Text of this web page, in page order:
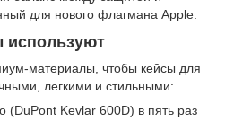
для нового флагмана Apple.
используют
материалы, чтобы кейсы для
легкими и стильными:
(DuPont Kevlar 600D) в пять раз